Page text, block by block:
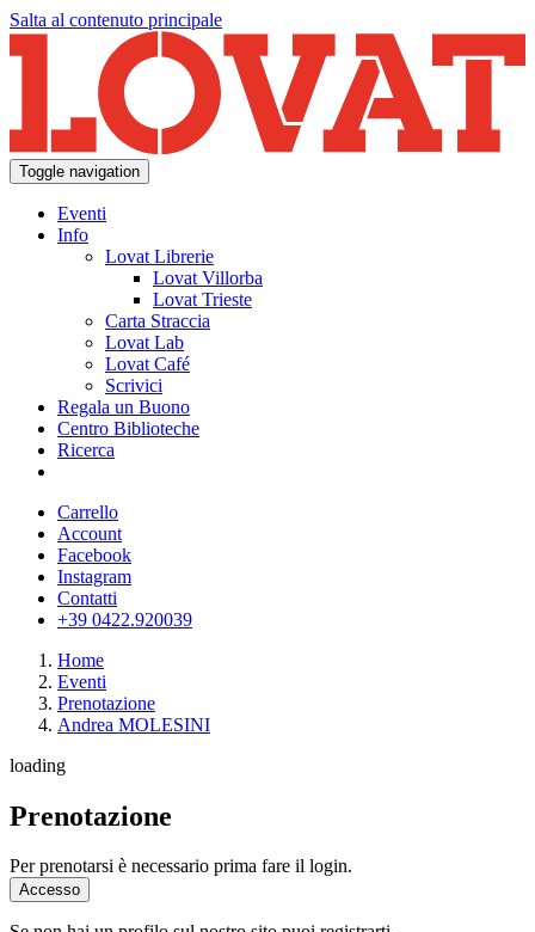
Salta al contenuto principale
Toggle navigation
Eventi
Info
Lovat Librerie
Lovat Villorba
Lovat Trieste
Carta Straccia
Lovat Lab
Lovat Café
Scrivici
Regala un Buono
Centro Biblioteche
Ricerca
Carrello
Account
Facebook
Instagram
Contatti
+39 0422.920039
Home
Eventi
Prenotazione
Andrea MOLESINI
loading
Prenotazione
Per prenotarsi è necessario prima fare il login.
Accesso